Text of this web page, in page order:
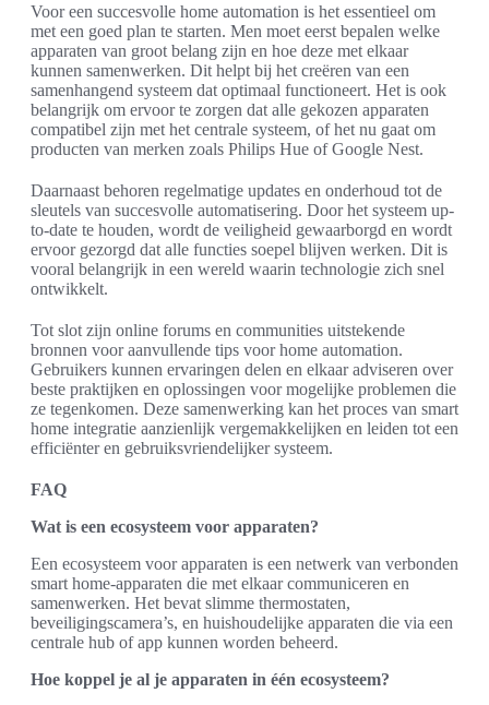
Voor een succesvolle home automation is het essentieel om
met een goed plan te starten. Men moet eerst bepalen welke
apparaten van groot belang zijn en hoe deze met elkaar
kunnen samenwerken. Dit helpt bij het creëren van een
samenhangend systeem dat optimaal functioneert. Het is ook
belangrijk om ervoor te zorgen dat alle gekozen apparaten
compatibel zijn met het centrale systeem, of het nu gaat om
producten van merken zoals Philips Hue of Google Nest.
Daarnaast behoren regelmatige updates en onderhoud tot de
sleutels van succesvolle automatisering. Door het systeem up-
to-date te houden, wordt de veiligheid gewaarborgd en wordt
ervoor gezorgd dat alle functies soepel blijven werken. Dit is
vooral belangrijk in een wereld waarin technologie zich snel
ontwikkelt.
Tot slot zijn online forums en communities uitstekende
bronnen voor aanvullende tips voor home automation.
Gebruikers kunnen ervaringen delen en elkaar adviseren over
beste praktijken en oplossingen voor mogelijke problemen die
ze tegenkomen. Deze samenwerking kan het proces van smart
home integratie aanzienlijk vergemakkelijken en leiden tot een
efficiënter en gebruiksvriendelijker systeem.
FAQ
Wat is een ecosysteem voor apparaten?
Een ecosysteem voor apparaten is een netwerk van verbonden
smart home-apparaten die met elkaar communiceren en
samenwerken. Het bevat slimme thermostaten,
beveiligingscamera’s, en huishoudelijke apparaten die via een
centrale hub of app kunnen worden beheerd.
Hoe koppel je al je apparaten in één ecosysteem?